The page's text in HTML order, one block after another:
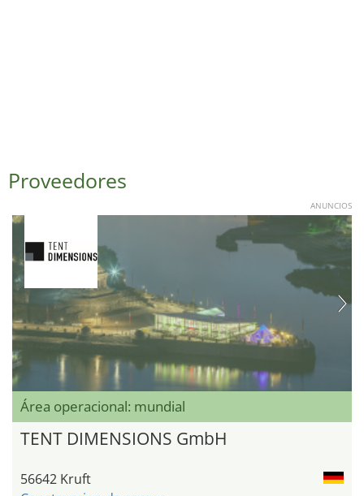
Proveedores
ANUNCIOS
Área operacional: mundial
TENT DIMENSIONS GmbH
56642 Kruft